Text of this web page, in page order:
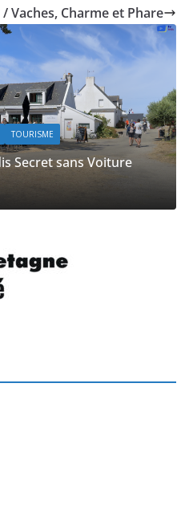
Vaches, Charme et Phare
DU PONANT TV MORBIHAN TOURISME
ouvert au Public